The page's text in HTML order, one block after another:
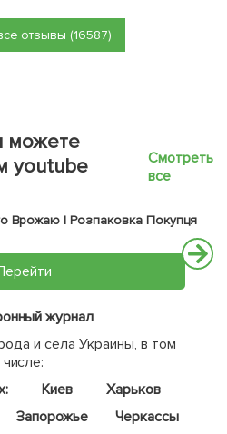
отзывы (16587)
можете
youtube
Смотреть
все
Врожаю | Розпаковка Покупця
журнал
и села Украины, в том
числе:
Киев
Харьков
Запорожье
Черкассы